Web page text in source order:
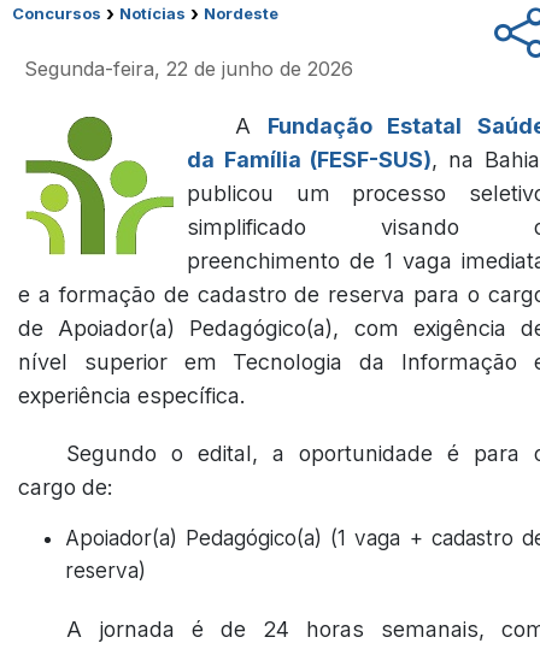
Concursos › Notícias › Nordeste
Segunda-feira, 22 de junho de 2026
A Fundação Estatal
da Família (FESF-SUS), na
publicou um processo
simplificado visando
preenchimento de 1 vaga
e a formação de cadastro de reserva para o
de Apoiador(a) Pedagógico(a), com exigência
nível superior em Tecnologia da Informação
experiência específica.
Segundo o edital, a oportunidade é para
cargo de:
Apoiador(a) Pedagógico(a) (1 vaga + cadastro
reserva)
A jornada é de 24 horas semanais,